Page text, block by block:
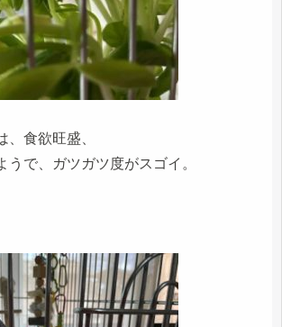
、食欲旺盛、
うで、ガツガツ度がスゴイ。